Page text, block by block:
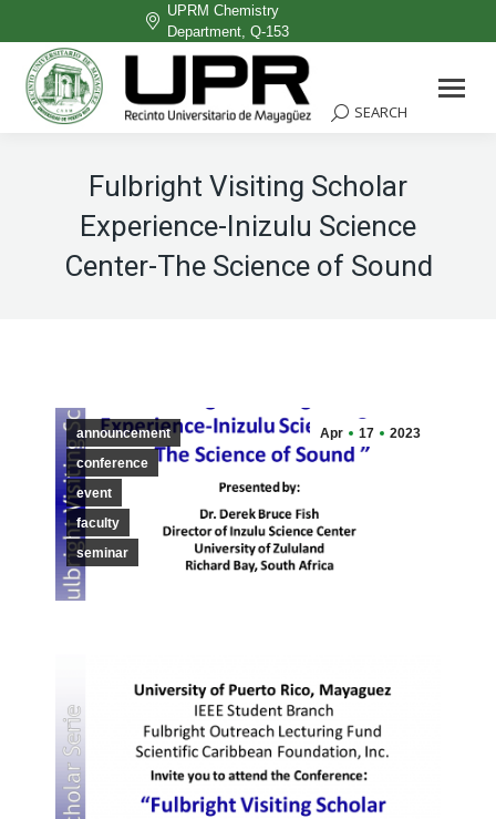
UPRM Chemistry
Department, Q-153
Facebook
page
new
window
Search:
SEARCH
Fulbright Visiting Scholar
Experience-Inizulu Science
Center-The Science of Sound
Apr 17 2023
announcement
conference
event
faculty
seminar